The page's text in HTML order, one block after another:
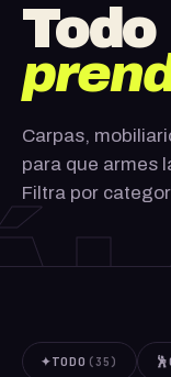
Todo
Carpas,
para que armes
Filtra por
✦TODO (35) 🕺